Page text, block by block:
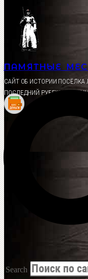
Перейти
содержимому
ПАМЯТНЫЕ
CАЙТ ОБ ИСТОРИИ ПОСЁЛКА
ПОСЛЕДНИЙ РУБЕЖ
Search